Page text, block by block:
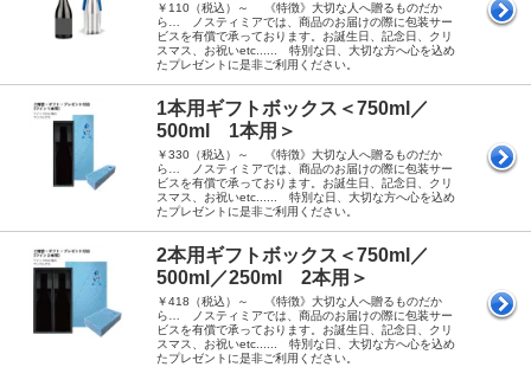
￥110（税込）～ 《特徴》大切な人へ贈るものだか
ら… ノスティミアでは、商品のお届けの際に包装サー
ビスを有償で承っております。お誕生日、記念日、クリ
スマス、お祝いetc...... 特別な日、大切な方へ心を込め
たプレゼントに是非ご利用ください。
1本用ギフトボックス＜750ml／
500ml 1本用＞
￥330（税込）～ 《特徴》大切な人へ贈るものだか
ら… ノスティミアでは、商品のお届けの際に包装サー
ビスを有償で承っております。お誕生日、記念日、クリ
スマス、お祝いetc...... 特別な日、大切な方へ心を込め
たプレゼントに是非ご利用ください。
2本用ギフトボックス＜750ml／
500ml／250ml 2本用＞
￥418（税込）～ 《特徴》大切な人へ贈るものだか
ら… ノスティミアでは、商品のお届けの際に包装サー
ビスを有償で承っております。お誕生日、記念日、クリ
スマス、お祝いetc...... 特別な日、大切な方へ心を込め
たプレゼントに是非ご利用ください。